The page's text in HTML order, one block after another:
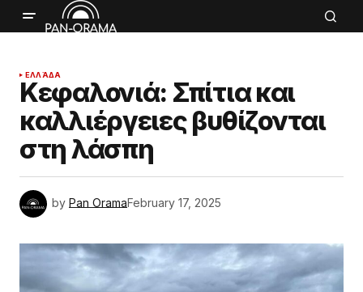
ΕΛΛΆΔΑ
Κεφαλονιά: Σπίτια και
καλλιέργειες βυθίζονται
στη λάσπη
by Pan OramaFebruary 17, 2025